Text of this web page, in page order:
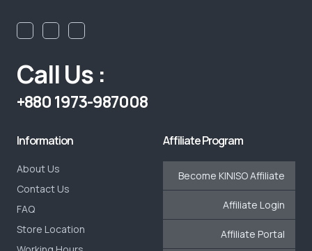
Call Us :
+880 1973-987008
Information
About Us
Contact Us
FAQ
Store Location
Affiliate Program
Become KINISO Affiliate
Affiliate Login
Affiliate Portal